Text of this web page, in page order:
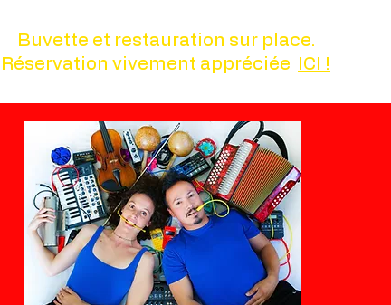
Buvette et restauration sur place.
Réservation vivement appréciée
ICI !